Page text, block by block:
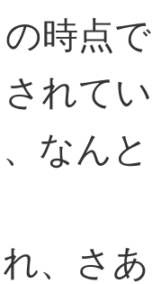
時点
れて
なん
、さ